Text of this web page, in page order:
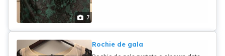
7
Rochie de gala